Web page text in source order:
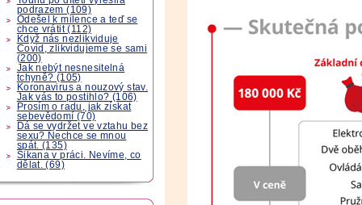
podrazem (109)
Odešel k milence a teď se
chce vrátit (112)
Když nás nezlikviduje
Covid, zlikvidujeme se sami
(200)
Jak nebýt nesnesitelná
tchyně? (105)
Koronavirus a nouzový stav.
Jak vás to postihlo? (106)
Prosím o radu, jak získat
sebevědomí (70)
Dá se vydržet ve vztahu bez
sexu? Nechce se mnou
spát. (135)
Šikana v práci. Nevíme, co
dělat. (69)